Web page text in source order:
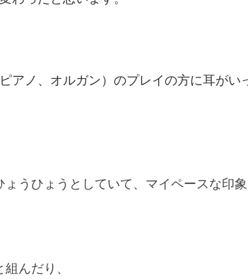
アノ、オルガン）のプレイの方に耳がい
うひょうとしていて、マイペースな印象
んだり、